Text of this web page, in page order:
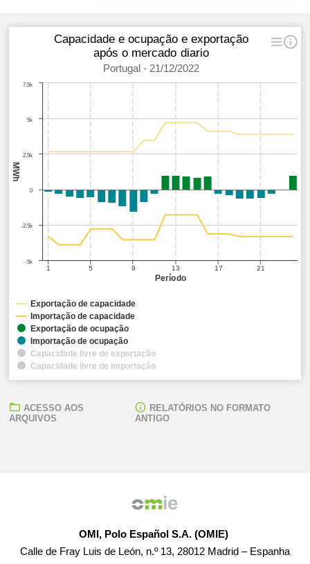
Período
MWh
Capacidade e ocupação e exportação
após o mercado diario
Portugal - 21/12/2022
1 5 9 13 17 21
-5k
-2,5k
0
2,5k
5k
7,5k
Exportação de capacidade
Importação de capacidade
Exportação de ocupação
Importação de ocupação
Capacidade livre de exportação
Capacidade livre de importação
ACESSO AOS
ARQUIVOS
RELATÓRIOS NO FORMATO
ANTIGO
OMI, Polo Español S.A. (OMIE)
Calle de Fray Luis de León, n.º 13, 28012 Madrid – Espanha